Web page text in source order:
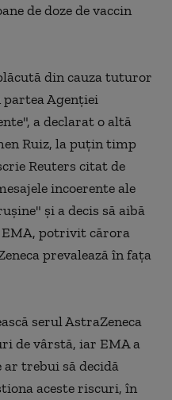
de doze de vaccin
din cauza tuturor
partea Agenţiei
a declarat o altă
Ruiz, la puţin timp
Reuters citat de
incoerente ale
şi a decis să aibă
potrivit cărora
prevalează în faţa
serul AstraZeneca
de vârstă, iar EMA a
trebui să decidă
aceste riscuri, în